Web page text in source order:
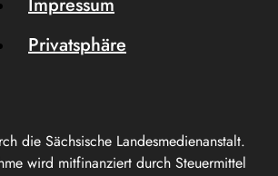
die Sächsische Landesmedienanstalt.
wird mitfinanziert durch Steuermittel
Privatsphäre